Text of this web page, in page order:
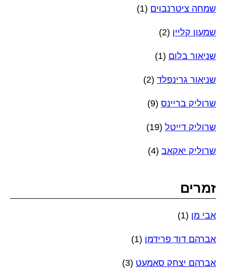
שמחה ציטרנבוים (1)
שמעון קליין (2)
שניאור בלום (1)
שניאור גרינפלד (2)
שרוליק בריינס (9)
שרוליק דייטל (19)
שרוליק יאקאב (4)
זמרים
אבי מן (1)
אברהם דוד פרידמן (1)
אברהם יצחק סאמעט (3)